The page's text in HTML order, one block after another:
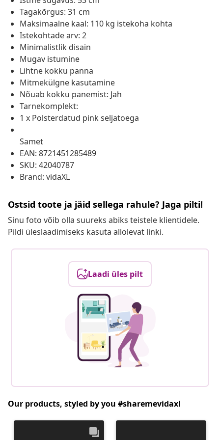
Tagakõrgus: 31 cm
Maksimaalne kaal: 110 kg istekoha kohta
Istekohtade arv: 2
Minimalistlik disain
Mugav istumine
Lihtne kokku panna
Mitmekülgne kasutamine
Nõuab kokku panemist: Jah
Tarnekomplekt:
1 x Polsterdatud pink seljatoega
Samet
EAN: 8721451285489
SKU: 42040787
Brand: vidaXL
Ostsid toote ja jäid sellega rahule? Jaga pilti!
Sinu foto võib olla suureks abiks teistele klientidele.
Pildi üleslaadimiseks kasuta allolevat linki.
Laadi üles pilt
Our products, styled by you #sharemevidaxl